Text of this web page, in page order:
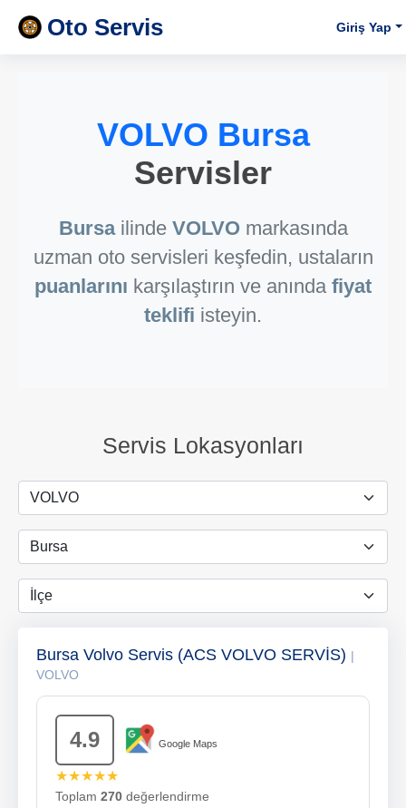
Oto Servis Giriş Yap
VOLVO Bursa
Servisler
Bursailinde VOLVOmarkasında
uzman oto servisleri keşfedin, ustaların
puanlarını karşılaştırın ve anında fiyat
teklifi isteyin.
Servis Lokasyonları
Bursa Volvo Servis (ACS VOLVO SERVİS) |
VOLVO
4.9 Google Maps
★★★★★
Toplam 270 değerlendirme